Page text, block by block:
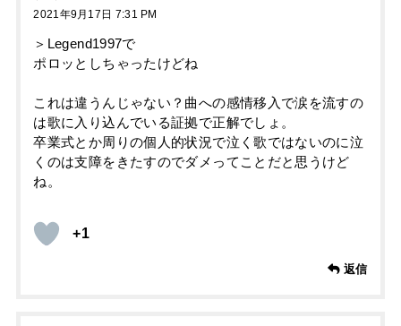
2021年9月17日 7:31 PM
＞Legend1997で
ポロッとしちゃったけどね
これは違うんじゃない？曲への感情移入で涙を流すの
は歌に入り込んでいる証拠で正解でしょ。
卒業式とか周りの個人的状況で泣く歌ではないのに泣
くのは支障をきたすのでダメってことだと思うけど
ね。
+1
返信